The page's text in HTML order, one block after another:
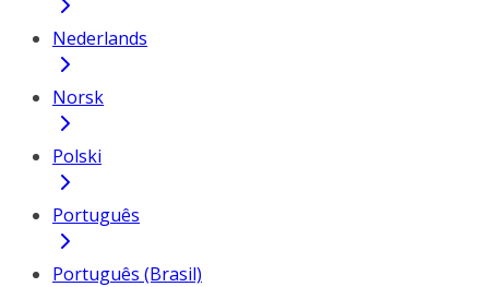
Nederlands
Norsk
Polski
Português
Português (Brasil)